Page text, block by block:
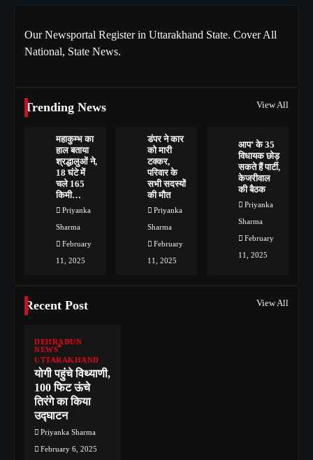
Our Newsportal Register in Uttarakhand State. Cover All
National, State News.
Trending News View All
महाकुम्भ का
हाल बताया
श्रद्धालुओं ने,
18 घंटे में
चले 165
किमी…
Priyanka
Sharma
February
11, 2025
डंपर ने कार
को मारी
टक्कर,
परिवार के
सभी सदस्यों
की मौत
Priyanka
Sharma
February
11, 2025
आप’ के 35
विधायक छोड़
सकते हैं पार्टी,
केजरीवाल
की बैठक
Priyanka
Sharma
February
11, 2025
Recent Post View All
DEHRADUN
NEWS
UTTARAKHAND
योगी पहुंचे विथ्याणी,
100 फिट ऊंचे
तिरंगे का किया
उद्घाटन
Priyanka Sharma
February 6, 2025